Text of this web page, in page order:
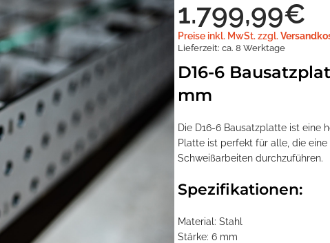
1.799,99€
Preise inkl. MwSt. zzgl.
Lieferzeit: ca. 8 Werktage
D16-6
mm
Die D16-6 Bausatzplatte ist eine
Platte ist perfekt für alle, die
Schweißarbeiten durchzuführen.
Spezifikationen:
Material: Stahl
Stärke: 6 mm